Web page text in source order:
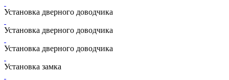
Установка дверного доводчика
Установка дверного доводчика
Установка дверного доводчика
Установка замка